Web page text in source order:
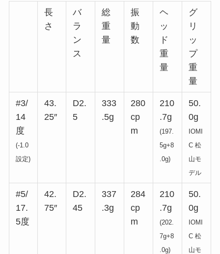
長
さ
バ
ラ
ン
ス
総
重
量
振
動
数
ヘ
ッ
ド
重
量
グ
リ
ッ
プ
重
量
#3/
14
度
(-1.0
設定)
43.
25″
D2.
5
333
.5g
280
cp
m
210
.7g
(197.
5g+8
.0g)
50.
0g
IOMI
C 松
山モ
デル
#5/
17.
5度
42.
75″
D2.
45
337
.3g
284
cp
m
210
.7g
(202.
7g+8
.0g)
50.
0g
IOMI
C 松
山モ